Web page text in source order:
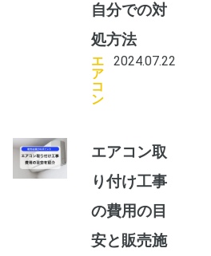
自分での対
処方法
エ
ア
コ
ン
2024.07.22
エアコン取
り付け工事
の費用の目
安と販売施